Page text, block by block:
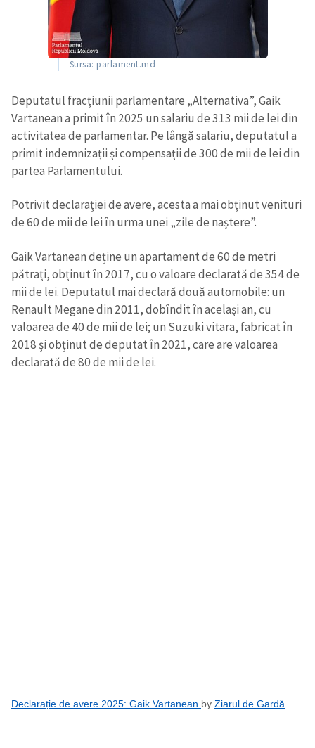
Sursa: parlament.md
Deputatul fracțiunii parlamentare „Alternativa”, Gaik
Vartanean a primit în 2025 un salariu de 313 mii de lei din
activitatea de parlamentar. Pe lângă salariu, deputatul a
primit indemnizații și compensații de 300 de mii de lei din
partea Parlamentului.
Potrivit declarației de avere, acesta a mai obținut venituri
de 60 de mii de lei în urma unei „zile de naștere”.
Gaik Vartanean deține un apartament de 60 de metri
pătrați, obținut în 2017, cu o valoare declarată de 354 de
mii de lei. Deputatul mai declară două automobile: un
Renault Megane din 2011, dobîndit în același an, cu
valoarea de 40 de mii de lei; un Suzuki vitara, fabricat în
2018 și obținut de deputat în 2021, care are valoarea
declarată de 80 de mii de lei.
Declarație de avere 2025: Gaik Vartanean by Ziarul de Gardă